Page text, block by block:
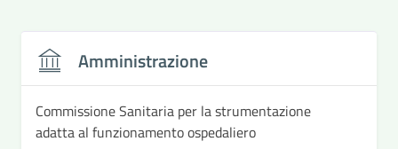
Amministrazione
Commissione Sanitaria per la strumentazione
adatta al funzionamento ospedaliero